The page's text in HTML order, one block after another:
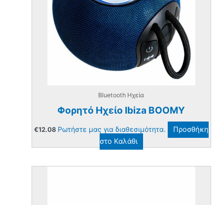
Bluetooth Ηχεία
Φορητό Ηχείο Ibiza BOOMY
€12.08 Ρωτήστε μας για διαθεσιμότητα.
Προσθήκη
στο Καλάθι